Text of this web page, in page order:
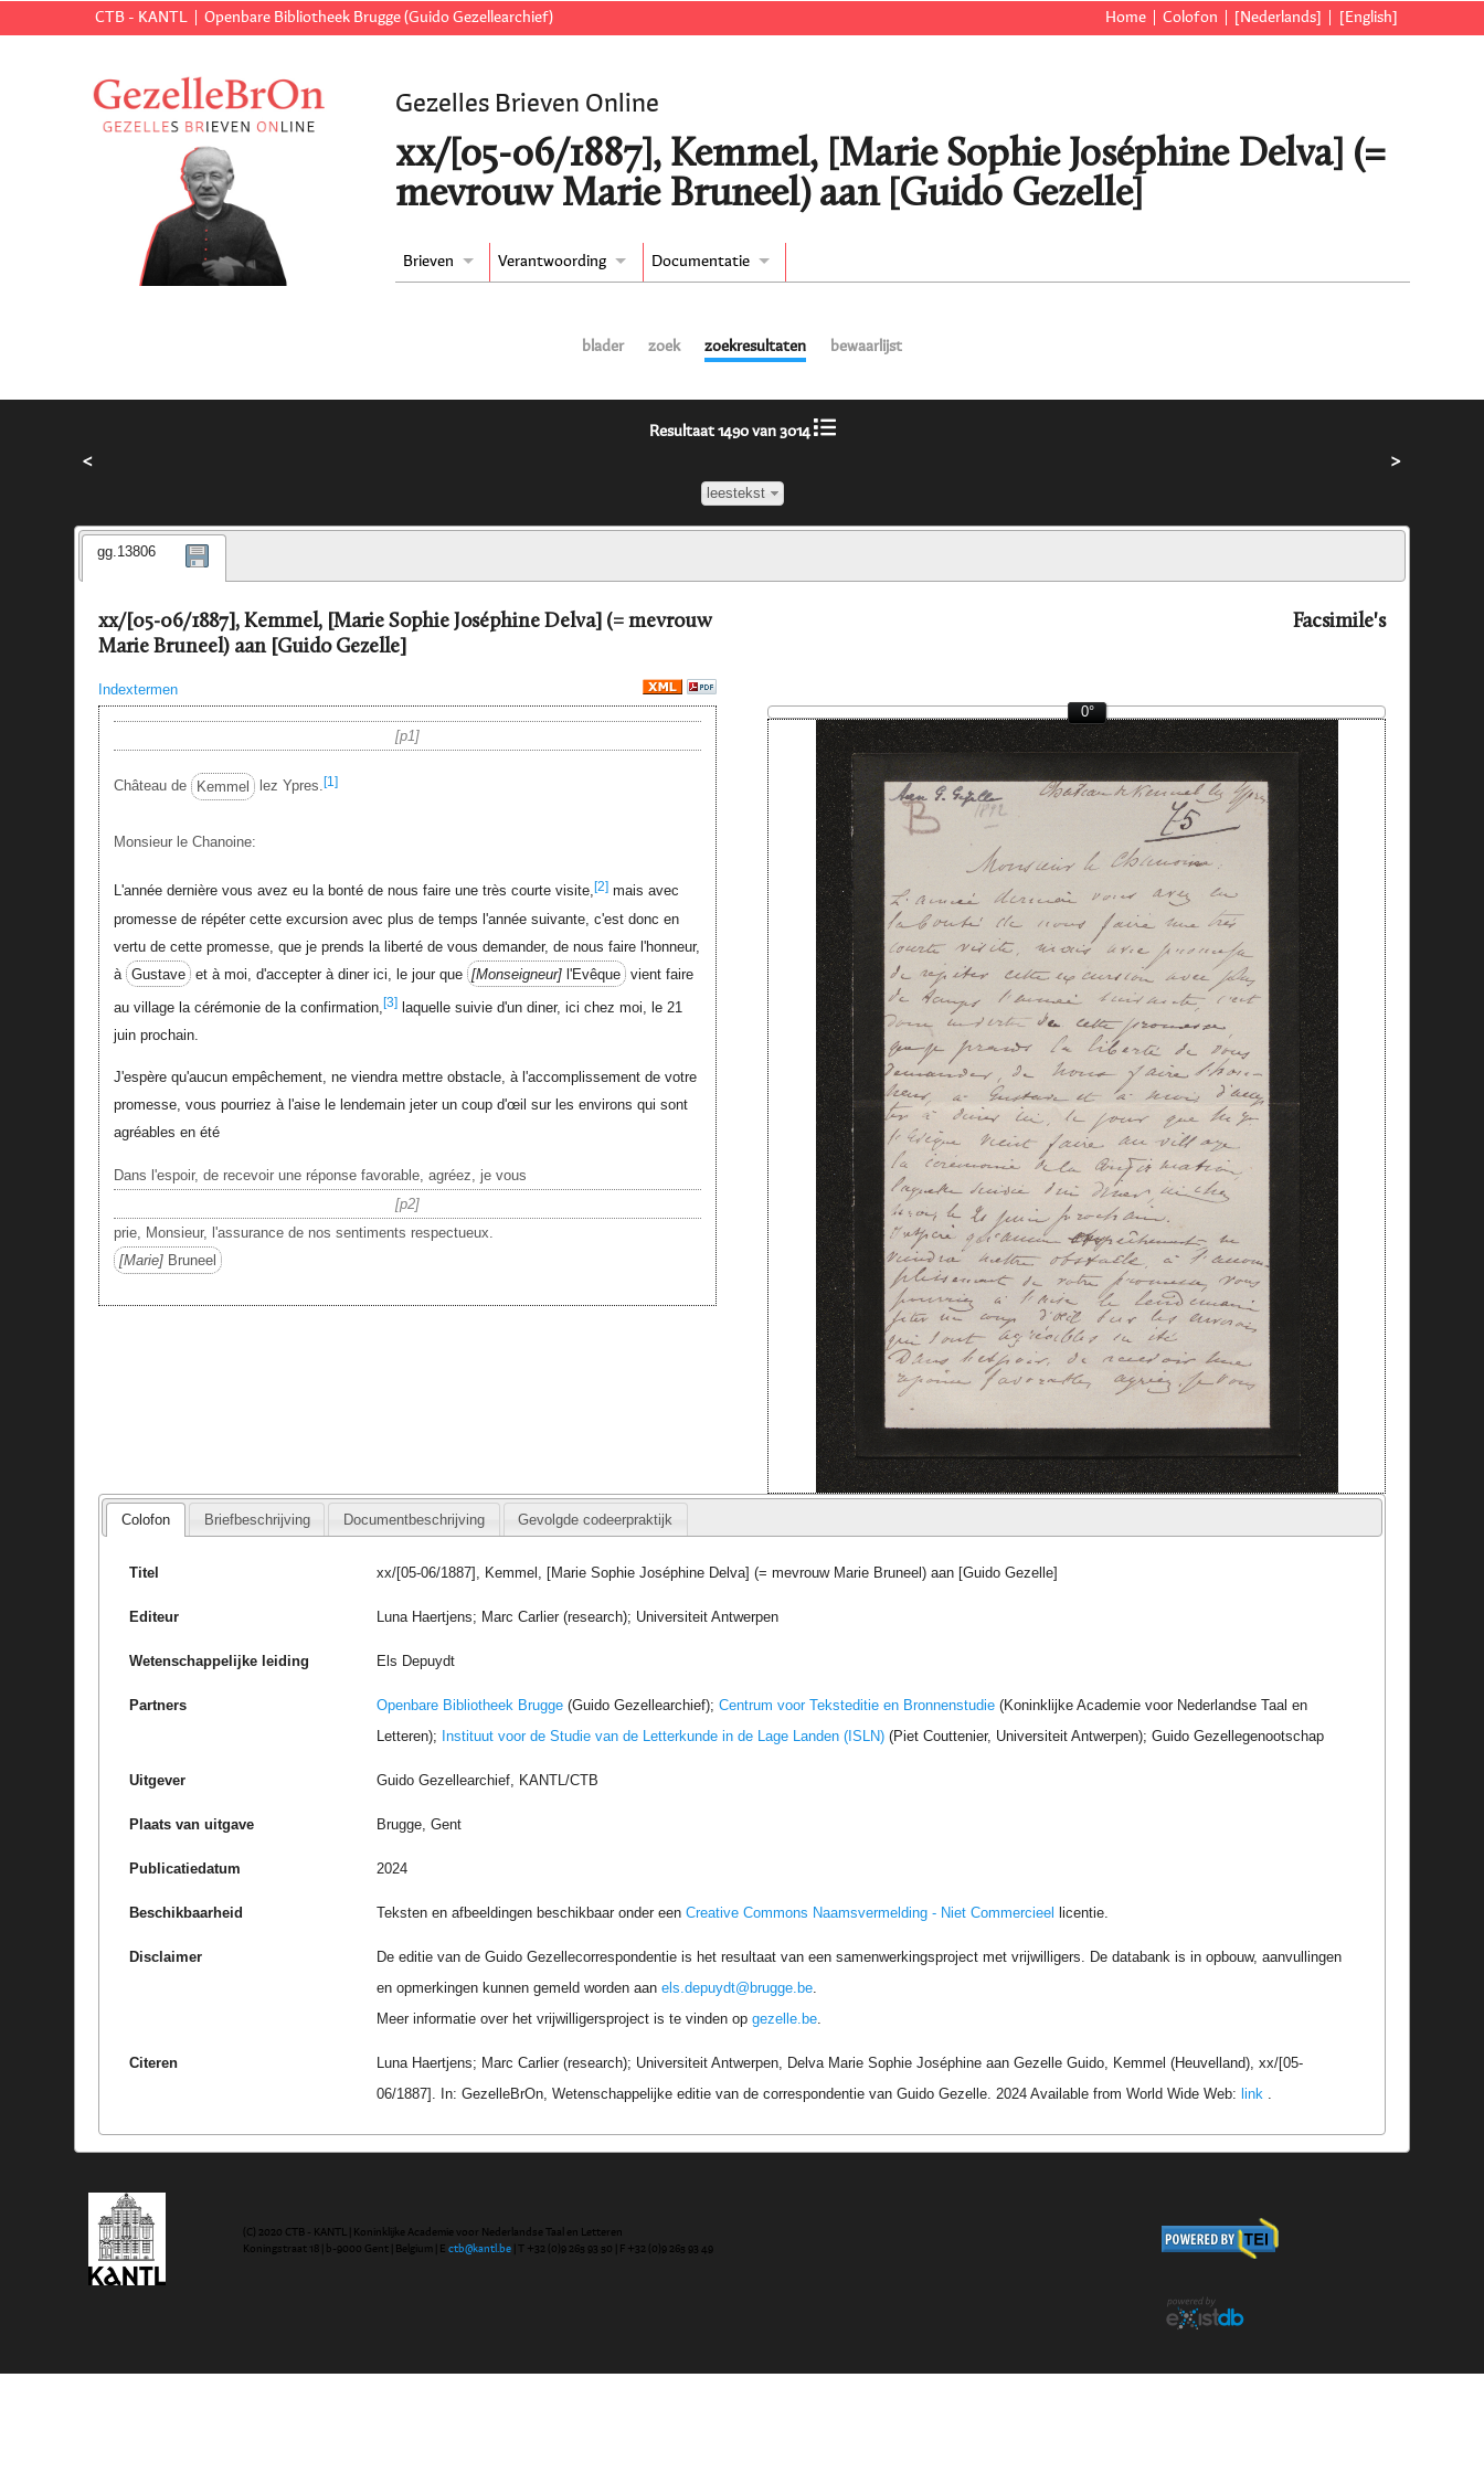
CTB - KANTL Openbare Bibliotheek Brugge (Guido Gezellearchief) Home Colofon [Nederlands] [English]
Gezelles Brieven Online
xx/[05-06/1887], Kemmel, [Marie Sophie Joséphine Delva] (=
mevrouw Marie Bruneel) aan [Guido Gezelle]
Brieven Verantwoording Documentatie
blader zoek zoekresultaten bewaarlijst
<
Resultaat 1490 van 3014
leestekst
>
gg.13806
xx/[05-06/1887], Kemmel, [Marie Sophie Joséphine Delva] (= mevrouw
Marie Bruneel) aan [Guido Gezelle]
Indextermen
Facsimile's
p1
Château de Kemmel lez Ypres.[1]
Monsieur le Chanoine:
L'année dernière vous avez eu la bonté de nous faire une très courte visite,[2]mais avec
promesse de répéter cette excursion avec plus de temps l'année suivante, c'est donc en
vertu de cette promesse, que je prends la liberté de vous demander, de nous faire l'honneur,
à Gustave et à moi, d'accepter à diner ici, le jour que Monseigneur l'Evêque vient faire
au village la cérémonie de la confirmation, [3]laquelle suivie d'un diner, ici chez moi, le 21
juin prochain.
J'espère qu'aucun empêchement, ne viendra mettre obstacle, à l'accomplissement de votre
promesse, vous pourriez à l'aise le lendemain jeter un coup d'œil sur les environs qui sont
agréables en été
Dans l'espoir, de recevoir une réponse favorable, agréez, je vous
p2
prie, Monsieur, l'assurance de nos sentiments respectueux.
Marie Bruneel
0°
Colofon Briefbeschrijving Documentbeschrijving Gevolgde codeerpraktijk
Titel xx/[05-06/1887], Kemmel, [Marie Sophie Joséphine Delva] (= mevrouw Marie Bruneel) aan [Guido Gezelle]
Editeur Luna Haertjens; Marc Carlier (research); Universiteit Antwerpen
Wetenschappelijke leiding Els Depuydt
Partners Openbare Bibliotheek Brugge (Guido Gezellearchief);Centrum voor Teksteditie en Bronnenstudie (Koninklijke Academie voor Nederlandse Taal en
Letteren); Instituut voor de Studie van de Letterkunde in de Lage Landen (ISLN) (Piet Couttenier, Universiteit Antwerpen); Guido Gezellegenootschap
Uitgever Guido Gezellearchief, KANTL/CTB
Plaats van uitgave Brugge, Gent
Publicatiedatum 2024
Beschikbaarheid Teksten en afbeeldingen beschikbaar onder eenCreative Commons Naamsvermelding - Niet Commercieel licentie.
Disclaimer
De editie van de Guido Gezellecorrespondentie is het resultaat van een samenwerkingsproject met vrijwilligers. De databank is in opbouw, aanvullingen
en opmerkingen kunnen gemeld worden aanels.depuydt@brugge.be.
Meer informatie over het vrijwilligersproject is te vinden opgezelle.be.
Citeren
Luna Haertjens; Marc Carlier (research); Universiteit Antwerpen, Delva Marie Sophie Joséphine aan Gezelle Guido, Kemmel (Heuvelland), xx/[05-
06/1887]. In: GezelleBrOn, Wetenschappelijke editie van de correspondentie van Guido Gezelle. 2024 Available from World Wide Web: link .
(C) 2020 CTB - KANTL | Koninklijke Academie voor Nederlandse Taal en Letteren
Koningstraat 18 | b-9000 Gent | Belgium | Ectb@kantl.be | T +32 (0)9 265 93 50 | F +32 (0)9 265 93 49